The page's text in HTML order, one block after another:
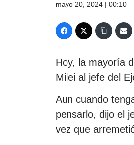
mayo 20, 2024 | 00:10
Hoy, la mayoría
Milei al jefe del
Aun cuando
pensarlo, dijo el
vez que